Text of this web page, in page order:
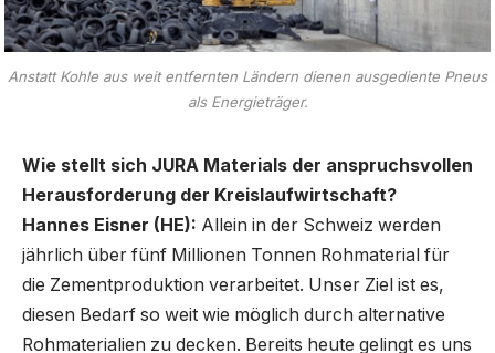
Anstatt Kohle aus weit entfernten Ländern dienen ausgediente Pneus
als Energieträger.
Wie stellt sich JURA Materials der anspruchsvollen
Herausforderung der Kreislaufwirtschaft?
Hannes Eisner (HE): Allein in der Schweiz werden
jährlich über fünf Millionen Tonnen Rohmaterial für
die Zementproduktion verarbeitet. Unser Ziel ist es,
diesen Bedarf so weit wie möglich durch alternative
Rohmaterialien zu decken. Bereits heute gelingt es uns